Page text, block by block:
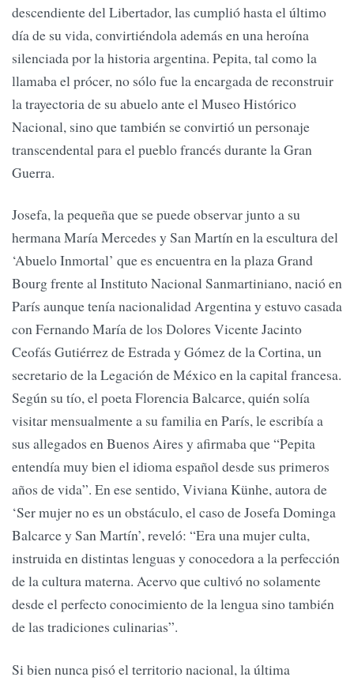
descendiente del Libertador, las cumplió hasta el último
día de su vida, convirtiéndola además en una heroína
silenciada por la historia argentina. Pepita, tal como la
llamaba el prócer, no sólo fue la encargada de reconstruir
la trayectoria de su abuelo ante el Museo Histórico
Nacional, sino que también se convirtió un personaje
transcendental para el pueblo francés durante la Gran
Guerra.
Josefa, la pequeña que se puede observar junto a su
hermana María Mercedes y San Martín en la escultura del
‘Abuelo Inmortal’ que es encuentra en la plaza Grand
Bourg frente al Instituto Nacional Sanmartiniano, nació en
París aunque tenía nacionalidad Argentina y estuvo casada
con Fernando María de los Dolores Vicente Jacinto
Ceofás Gutiérrez de Estrada y Gómez de la Cortina, un
secretario de la Legación de México en la capital francesa.
Según su tío, el poeta Florencia Balcarce, quién solía
visitar mensualmente a su familia en París, le escribía a
sus allegados en Buenos Aires y afirmaba que “Pepita
entendía muy bien el idioma español desde sus primeros
años de vida”. En ese sentido, Viviana Künhe, autora de
‘Ser mujer no es un obstáculo, el caso de Josefa Dominga
Balcarce y San Martín’, reveló: “Era una mujer culta,
instruida en distintas lenguas y conocedora a la perfección
de la cultura materna. Acervo que cultivó no solamente
desde el perfecto conocimiento de la lengua sino también
de las tradiciones culinarias”.
Si bien nunca pisó el territorio nacional, la última